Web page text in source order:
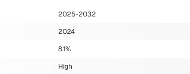
2025-2032
2024
8.1%
High